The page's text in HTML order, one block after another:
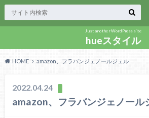
Just another WordPress site
hueスタイル
HOME amazon、フラバンジェノールジェル
2022.04.24
amazon、フラバンジェノール